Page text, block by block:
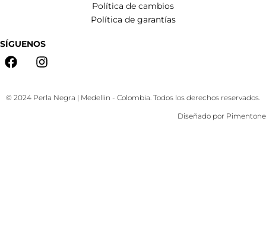
Política de cambios
Política de garantías
SÍGUENOS
© 2024 Perla Negra | Medellin - Colombia. Todos los derechos reservados.
Diseñado por Pimentone